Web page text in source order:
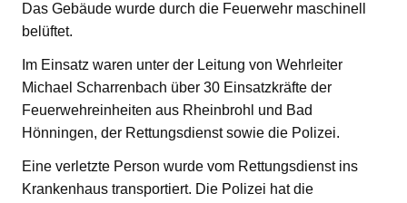
Das Gebäude wurde durch die Feuerwehr maschinell
belüftet.
Im Einsatz waren unter der Leitung von Wehrleiter
Michael Scharrenbach über 30 Einsatzkräfte der
Feuerwehreinheiten aus Rheinbrohl und Bad
Hönningen, der Rettungsdienst sowie die Polizei.
Eine verletzte Person wurde vom Rettungsdienst ins
Krankenhaus transportiert. Die Polizei hat die